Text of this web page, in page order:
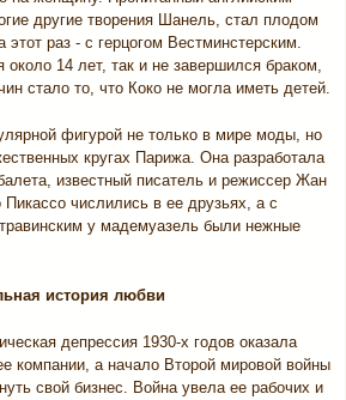
другие творения Шанель, стал плодом
раз - с герцогом Вестминстерским.
14 лет, так и не завершился браком,
стало то, что Коко не могла иметь детей.
фигурой не только в мире моды, но
кругах Парижа. Она разработала
известный писатель и режиссер Жан
числились в ее друзьях, а с
у мадемуазель были нежные
история любви
депрессия 1930-х годов оказала
компании, а начало Второй мировой войны
свой бизнес. Война увела ее рабочих и